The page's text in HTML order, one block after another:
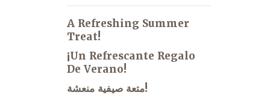
A Refreshing Summer
Treat!
¡Un Refrescante Regalo
De Verano!
متعة صيفية منعشة!